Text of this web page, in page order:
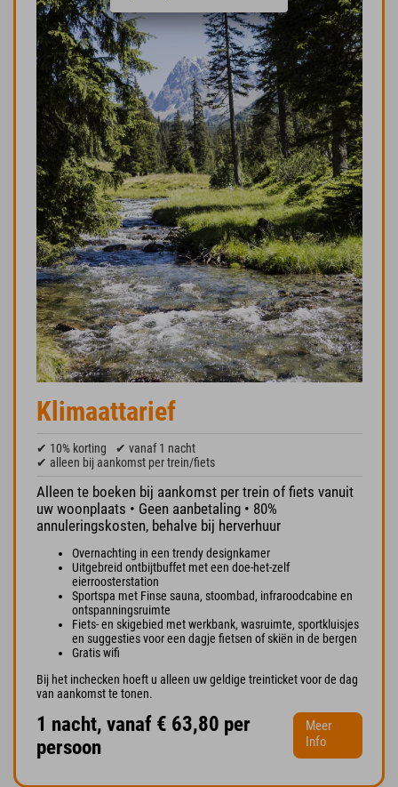
Klimaattarief
✔ 10% korting
✔ vanaf 1 nacht
✔ alleen bij aankomst per trein/fiets
Alleen te boeken bij aankomst per trein of fiets vanuit
uw woonplaats • Geen aanbetaling • 80%
annuleringskosten, behalve bij herverhuur
Overnachting in een trendy designkamer
Uitgebreid ontbijtbuffet met een doe-het-zelf
eierroosterstation
Sportspa met Finse sauna, stoombad, infraroodcabine en
ontspanningsruimte
Fiets- en skigebied met werkbank, wasruimte, sportkluisjes
en suggesties voor een dagje fietsen of skiën in de bergen
Gratis wifi
Bij het inchecken hoeft u alleen uw geldige treinticket voor de dag
van aankomst te tonen.
1 nacht, vanaf € 63,80 per
persoon
Meer
Info